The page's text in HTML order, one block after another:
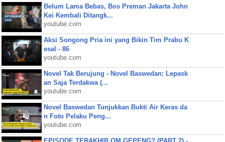
Belum Lama Bebas, Bos Preman Jakarta John
Kei Kembali Ditangk...
youtube.com
Aksi Songong Pria ini yang Bikin Tim Prabu K
esal - 86
youtube.com
Novel Tak Berujung - Novel Baswedan: Lepask
an Saja Terdakwa (...
youtube.com
Novel Baswedan Tunjukkan Bukti Air Keras da
n Foto Pelaku Peng...
youtube.com